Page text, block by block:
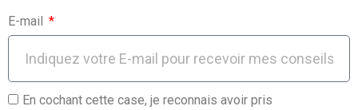
E-mail
En cochant cette case, je reconnais avoir pris